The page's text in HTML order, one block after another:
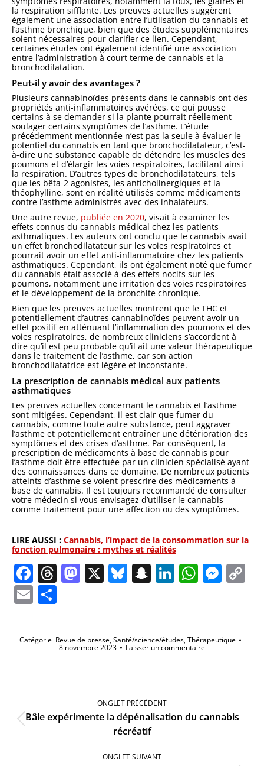
la respiration sifflante. Les preuves actuelles suggèrent
également une association entre l’utilisation du cannabis et
l’asthme bronchique, bien que des études supplémentaires
soient nécessaires pour clarifier ce lien. Cependant,
certaines études ont également identifié une association
entre l’administration à court terme de cannabis et la
bronchodilatation.
Peut-il y avoir des avantages ?
Plusieurs cannabinoïdes présents dans le cannabis ont des
propriétés anti-inflammatoires avérées, ce qui pousse
certains à se demander si la plante pourrait réellement
soulager certains symptômes de l’asthme. L’étude
précédemment mentionnée n’est pas la seule à évaluer le
potentiel du cannabis en tant que bronchodilatateur, c’est-
à-dire une substance capable de détendre les muscles des
poumons et d’élargir les voies respiratoires, facilitant ainsi
la respiration. D’autres types de bronchodilatateurs, tels
que les bêta-2 agonistes, les anticholinergiques et la
théophylline, sont en réalité utilisés comme médicaments
contre l’asthme administrés avec des inhalateurs.
Une autre revue, publiée en 2020, visait à examiner les
effets connus du cannabis médical chez les patients
asthmatiques. Les auteurs ont conclu que le cannabis avait
un effet bronchodilatateur sur les voies respiratoires et
pourrait avoir un effet anti-inflammatoire chez les patients
asthmatiques. Cependant, ils ont également noté que fumer
du cannabis était associé à des effets nocifs sur les
poumons, notamment une irritation des voies respiratoires
et le développement de la bronchite chronique.
Bien que les preuves actuelles montrent que le THC et
potentiellement d’autres cannabinoïdes peuvent avoir un
effet positif en atténuant l’inflammation des poumons et des
voies respiratoires, de nombreux cliniciens s’accordent à
dire qu’il est peu probable qu’il ait une valeur thérapeutique
dans le traitement de l’asthme, car son action
bronchodilatatrice est légère et inconstante.
La prescription de cannabis médical aux patients
asthmatiques
Les preuves actuelles concernant le cannabis et l’asthme
sont mitigées. Cependant, il est clair que fumer du
cannabis, comme toute autre substance, peut aggraver
l’asthme et potentiellement entraîner une détérioration des
symptômes et des crises d’asthme. Par conséquent, la
prescription de médicaments à base de cannabis pour
l’asthme doit être effectuée par un clinicien spécialisé ayant
des connaissances dans ce domaine. De nombreux patients
atteints d’asthme se voient prescrire des médicaments à
base de cannabis. Il est toujours recommandé de consulter
votre médecin si vous envisagez d’utiliser le cannabis
comme traitement pour une affection ou des symptômes.
LIRE AUSSI : Cannabis, l’impact de la consommation sur la
fonction pulmonaire : mythes et réalités
Facebook
Threads
Mastodon
X Bluesky
Snapchat
LinkedIn
Email
Catégorie Revue de presse,Santé/science/études,Thérapeutique
8 novembre 2023 Laisser un commentaire
Navigation
ONGLET PRÉCÉDENT
Onglet
précédent
Bâle expérimente la dépénalisation du cannabis
récréatif
ONGLET SUIVANT